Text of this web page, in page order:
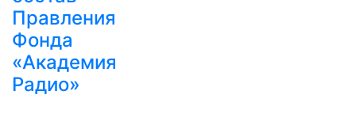
Правления
Фонда
«Академия
Радио»